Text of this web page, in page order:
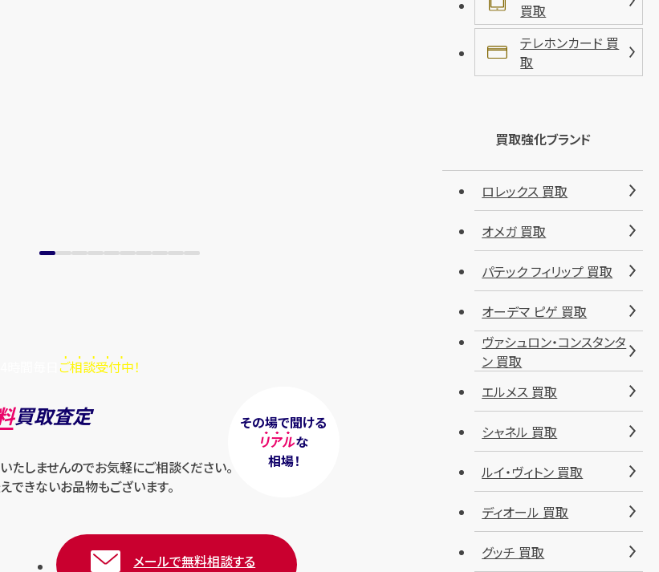
ご相談受付中！
その場で聞ける
リアルな
相場！
買取査定
しませんのでお気軽にご相談ください。
できないお品物もございます。
メールで無料相談する
買取
テレホンカード 買
取
買取強化ブランド
ロレックス 買取
オメガ 買取
パテック フィリップ 買取
オーデマ ピゲ 買取
ヴァシュロン・コンスタンタ
ン 買取
エルメス 買取
シャネル 買取
ルイ・ヴィトン 買取
ディオール 買取
グッチ 買取